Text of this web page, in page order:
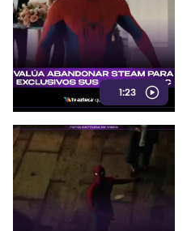
1:23